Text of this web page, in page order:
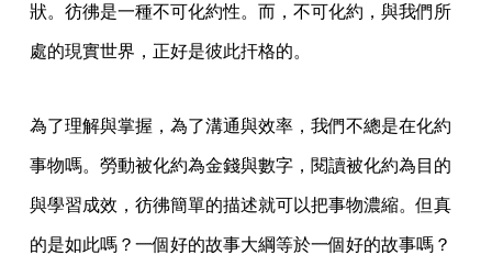
狀。彷彿是一種不可化約性。而，不可化約，與我們所
處的現實世界，正好是彼此扞格的。
為了理解與掌握，為了溝通與效率，我們不總是在化約
事物嗎。勞動被化約為金錢與數字，閱讀被化約為目的
與學習成效，彷彿簡單的描述就可以把事物濃縮。但真
的是如此嗎？一個好的故事大綱等於一個好的故事嗎？